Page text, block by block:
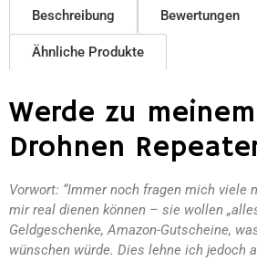
Beschreibung Bewertungen
Ähnliche Produkte
Werde zu
Drohnen
Vorwort: “Immer noch fragen mich viele
mir real dienen können – sie wollen
Geldgeschenke, Amazon-Gutscheine,
wünschen würde. Dies lehne ich jedoch